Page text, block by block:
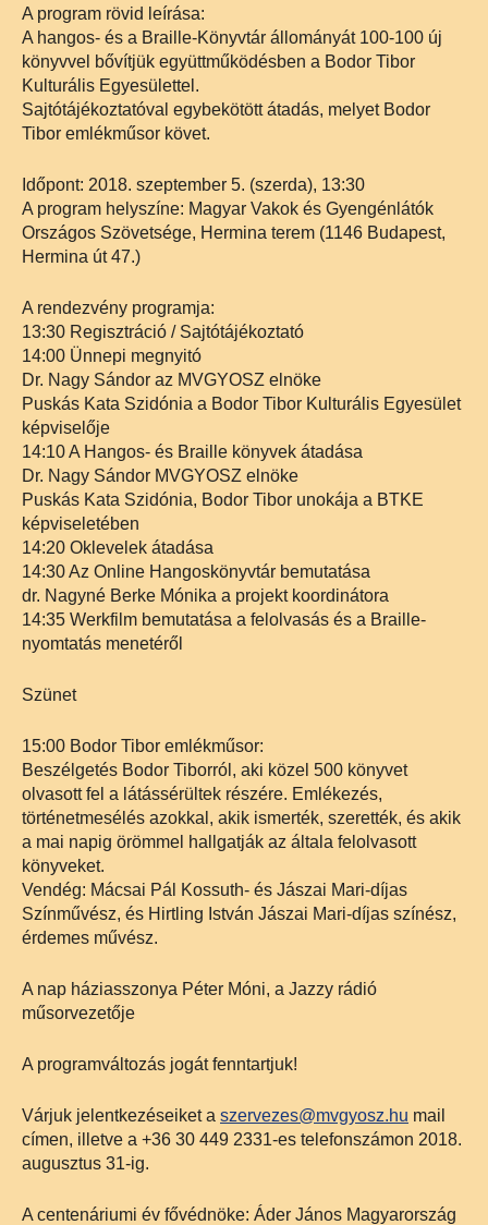
A program rövid leírása:
A hangos- és a Braille-Könyvtár állományát 100-100 új
könyvvel bővítjük együttműködésben a Bodor Tibor
Kulturális Egyesülettel.
Sajtótájékoztatóval egybekötött átadás, melyet Bodor
Tibor emlékműsor követ.
Időpont: 2018. szeptember 5. (szerda), 13:30
A program helyszíne: Magyar Vakok és Gyengénlátók
Országos Szövetsége, Hermina terem (1146 Budapest,
Hermina út 47.)
A rendezvény programja:
13:30 Regisztráció / Sajtótájékoztató
14:00 Ünnepi megnyitó
Dr. Nagy Sándor az MVGYOSZ elnöke
Puskás Kata Szidónia a Bodor Tibor Kulturális Egyesület
képviselője
14:10 A Hangos- és Braille könyvek átadása
Dr. Nagy Sándor MVGYOSZ elnöke
Puskás Kata Szidónia, Bodor Tibor unokája a BTKE
képviseletében
14:20 Oklevelek átadása
14:30 Az Online Hangoskönyvtár bemutatása
dr. Nagyné Berke Mónika a projekt koordinátora
14:35 Werkfilm bemutatása a felolvasás és a Braille-
nyomtatás menetéről
Szünet
15:00 Bodor Tibor emlékműsor:
Beszélgetés Bodor Tiborról, aki közel 500 könyvet
olvasott fel a látássérültek részére. Emlékezés,
történetmesélés azokkal, akik ismerték, szerették, és akik
a mai napig örömmel hallgatják az általa felolvasott
könyveket.
Vendég: Mácsai Pál Kossuth- és Jászai Mari-díjas
Színművész, és Hirtling István Jászai Mari-díjas színész,
érdemes művész.
A nap háziasszonya Péter Móni, a Jazzy rádió
műsorvezetője
A programváltozás jogát fenntartjuk!
Várjuk jelentkezéseiket a szervezes@mvgyosz.hu mail
címen, illetve a +36 30 449 2331-es telefonszámon 2018.
augusztus 31-ig.
A centenáriumi év fővédnöke: Áder János Magyarország